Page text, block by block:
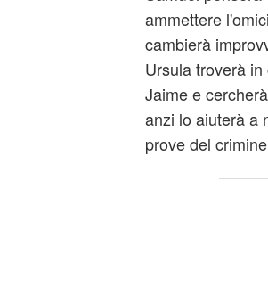
ammettere
cambierà
Ursula troverà
Jaime e
anzi lo aiuterà a
prove del